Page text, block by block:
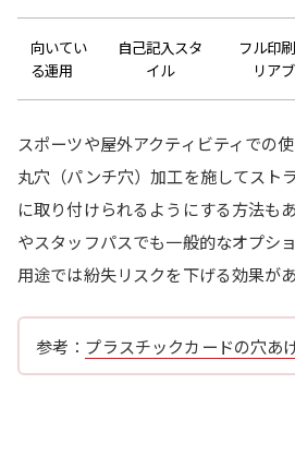
向いてい
る運用
自己記入スタ
イル
フル印
リア
スポーツや屋外アクティビティでの
丸穴（パンチ穴）加工を施してスト
に取り付けられるようにする方法も
やスタッフパスでも一般的なオプシ
用途では紛失リスクを下げる効果があ
参考： プラスチックカードの穴あ